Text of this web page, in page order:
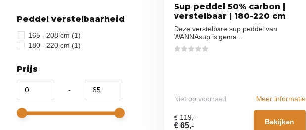
Peddel verstelbaarheid
165 - 208 cm (1)
180 - 220 cm (1)
Prijs
-
Sup peddel 50% carbon |
verstelbaar | 180-220 cm
Deze verstelbare sup peddel van
WANNAsup is gema...
Niet op voorraad Meer informatie
€ 119,-
€ 65,- Bekijken